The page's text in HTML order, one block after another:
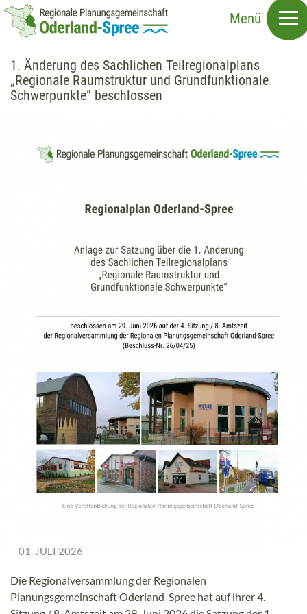
Direkt
zum
Inhalt
Menü
1. Änderung des Sachlichen Teilregionalplans
„Regionale Raumstruktur und Grundfunktionale
Schwerpunkte“ beschlossen
01. JULI 2026
Die Regionalversammlung der Regionalen
Planungsgemeinschaft Oderland-Spree hat auf ihrer 4.